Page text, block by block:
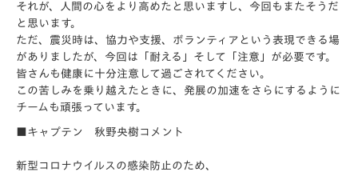
それが、人間の心をより高めたと思いますし、今回もまたそうだ
と思います。
ただ、震災時は、協力や支援、ボランティアという表現できる場
がありましたが、今回は「耐える」そして「注意」が必要です。
皆さんも健康に十分注意して過ごされてください。
この苦しみを乗り越えたときに、発展の加速をさらにするように
チームも頑張っています。
■キャプテン 秋野央樹コメント
新型コロナウイルスの感染防止のため、